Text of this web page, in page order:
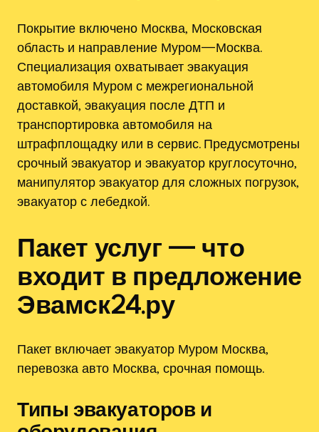
Покрытие включено Москва‚ Московская
область и направление Муром—Москва.
Специализация охватывает эвакуация
автомобиля Муром с межрегиональной
доставкой‚ эвакуация после ДТП и
транспортировка автомобиля на
штрафплощадку или в сервис. Предусмотрены
срочный эвакуатор и эвакуатор круглосуточно‚
манипулятор эвакуатор для сложных погрузок‚
эвакуатор с лебедкой.
Пакет услуг — что
входит в предложение
Эвамск24.ру
Пакет включает эвакуатор Муром Москва‚
перевозка авто Москва‚ срочная помощь.
Типы эвакуаторов и